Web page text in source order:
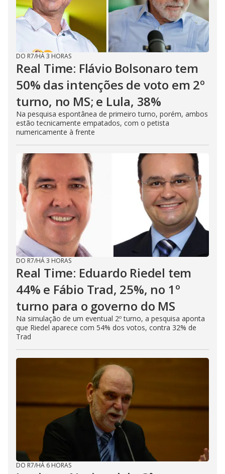
DO R7/HÁ 3 HORAS
Real Time: Flávio Bolsonaro tem
50% das intenções de voto em 2º
turno, no MS; e Lula, 38%
Na pesquisa espontânea de primeiro turno, porém, ambos
estão tecnicamente empatados, com o petista
numericamente à frente
DO R7/HÁ 3 HORAS
Real Time: Eduardo Riedel tem
44% e Fábio Trad, 25%, no 1º
turno para o governo do MS
Na simulação de um eventual 2º turno, a pesquisa aponta
que Riedel aparece com 54% dos votos, contra 32% de
Trad
DO R7/HÁ 6 HORAS